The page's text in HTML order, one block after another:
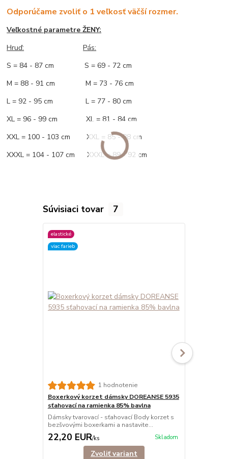
Odporúčame zvoliť o 1 veľkosť väčší rozmer.
Veľkostné parametre ŽENY:
Hruď:
Pás:
S = 84 - 87 cm S = 69 - 72 cm
M = 88 - 91 cm M = 73 - 76 cm
L = 92 - 95 cm L = 77 - 80 cm
XL = 96 - 99 cm XL = 81 - 84 cm
XXL = 100 - 103 cm XXL = 85 - 88 cm
XXXL = 104 - 107 cm XXXL = 89 - 92 cm
Súvisiaci tovar 7
elastické
viac farieb
1 hodnotenie
Boxerkový korzet dámsky DOREANSE 5935
sťahovací na ramienka 85% bavlna
Dámsky tvarovací - sťahovací Body korzet s
bezšvovými boxerkami a nastavite...
22,20 EUR/ks Skladom
Zvoliť variant